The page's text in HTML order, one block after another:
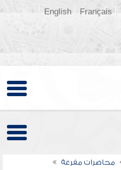
Français
English
محاضرات مفرغة